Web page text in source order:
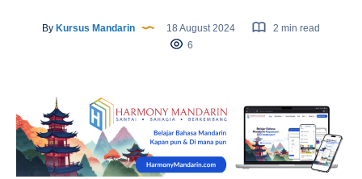
By Kursus Mandarin 18 August 2024
2 min read
6